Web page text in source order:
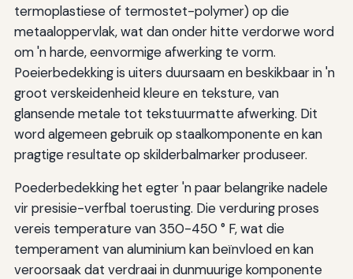
termoplastiese of termostet-polymer) op die
metaaloppervlak, wat dan onder hitte verdorwe word
om 'n harde, eenvormige afwerking te vorm.
Poeierbedekking is uiters duursaam en beskikbaar in 'n
groot verskeidenheid kleure en teksture, van
glansende metale tot tekstuurmatte afwerking. Dit
word algemeen gebruik op staalkomponente en kan
pragtige resultate op skilderbalmarker produseer.
Poederbedekking het egter 'n paar belangrike nadele
vir presisie-verfbal toerusting. Die verduring proses
vereis temperature van 350-450 ° F, wat die
temperament van aluminium kan beïnvloed en kan
veroorsaak dat verdraai in dunmuurige komponente